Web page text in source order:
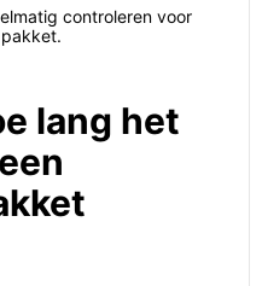
controleren voor
lang het